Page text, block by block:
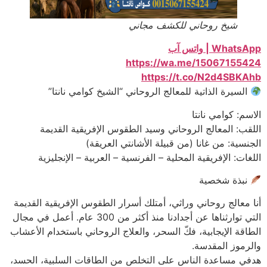
شيخ روحاني للكشف مجاني
WhatsApp | واتس آب
https://wa.me/15067155424
https://t.co/N2d4SBKAhb
السيرة الذاتية للمعالج الروحاني “الشيخ كوامي نانتا”
الاسم: كوامي نانتا
اللقب: المعالج الروحاني وسيد الطقوس الإفريقية القديمة
الجنسية: من غانا (من قبيلة الأشانتي العريقة)
اللغات: الإفريقية المحلية – الفرنسية – العربية – الإنجليزية
نبذة شخصية
أنا معالج روحاني وراثي، أمتلك أسرار الطقوس الإفريقية القديمة
التي توارثناها عن أجدادنا منذ أكثر من 300 عام. أعمل في مجال
الطاقة الإيجابية، فكّ السحر، والعلاج الروحاني باستخدام الأعشاب
والرموز المقدسة.
هدفي مساعدة الناس على التخلص من الطاقات السلبية، الحسد،